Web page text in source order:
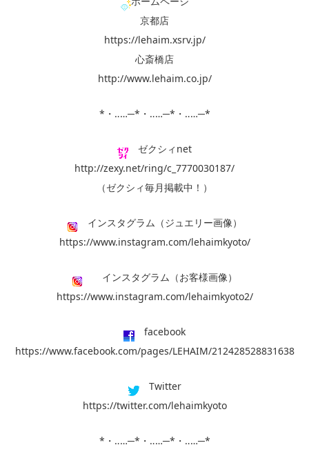
京都店
https://lehaim.xsrv.jp/
心斎橋店
http://www.lehaim.co.jp/
*・‥…─*・‥…─*・‥…─*
ゼクシィnet
http://zexy.net/ring/c_7770030187/
（ゼクシィ毎月掲載中！）
インスタグラム（ジュエリー画像）
https://www.instagram.com/lehaimkyoto/
インスタグラム（お客様画像）
https://www.instagram.com/lehaimkyoto2/
facebook
https://www.facebook.com/pages/LEHAIM/212428528831638
Twitter
https://twitter.com/lehaimkyoto
*・‥…─*・‥…─*・‥…─*